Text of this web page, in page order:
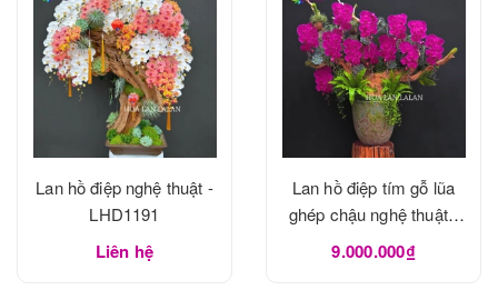
Lan hồ điệp nghệ thuật -
LHD1191
Liên hệ
Lan hồ điệp tím gỗ lũa
ghép chậu nghệ thuật -
LHD1190
9.000.000₫